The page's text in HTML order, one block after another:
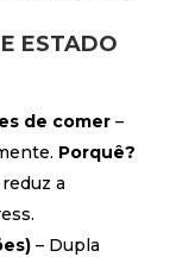
ESTADO
de comer–
Porquê?
a
– Dupla